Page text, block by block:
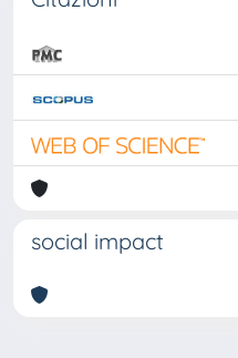
social impact